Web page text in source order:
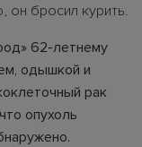
он бросил курить.
62-летнему
одышкой и
рак
опухоль